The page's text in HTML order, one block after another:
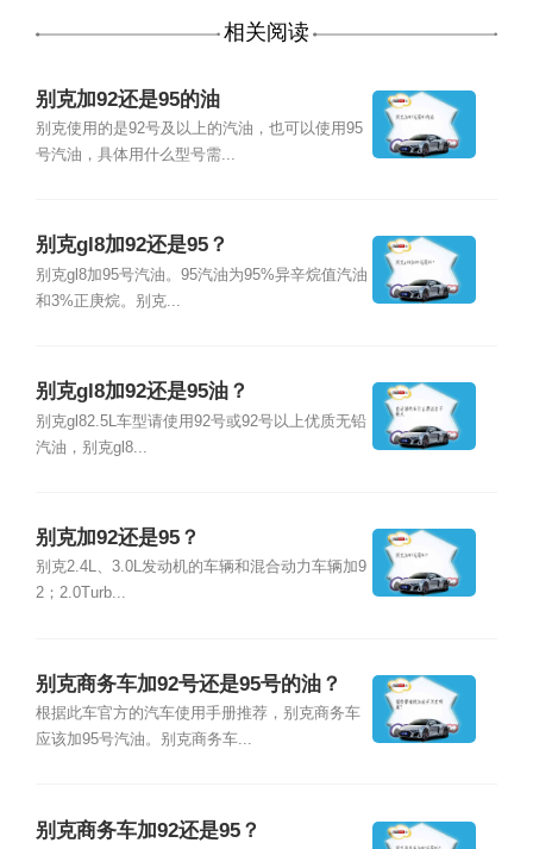
相关阅读
别克加92还是95的油
别克使用的是92号及以上的汽油，也可以使用95
号汽油，具体用什么型号需...
别克gl8加92还是95？
别克gl8加95号汽油。95汽油为95%异辛烷值汽油
和3%正庚烷。别克...
别克gl8加92还是95油？
别克gl82.5L车型请使用92号或92号以上优质无铅
汽油，别克gl8...
别克加92还是95？
别克2.4L、3.0L发动机的车辆和混合动力车辆加9
2；2.0Turb...
别克商务车加92号还是95号的油？
根据此车官方的汽车使用手册推荐，别克商务车
应该加95号汽油。别克商务车...
别克商务车加92还是95？